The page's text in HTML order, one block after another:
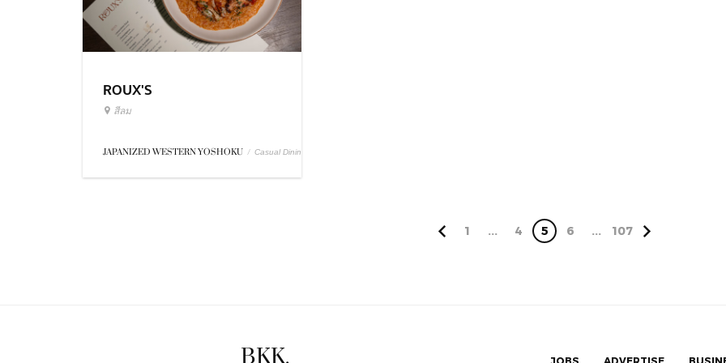
ROUX'S
สีลม
JAPANIZED WESTERN YOSHOKU / Casual Dining
1 ... 4 5 6 ... 107
BKK. JOBS ADVERTISE